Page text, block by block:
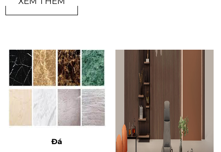
học không chỉ là một xu hướng nội thất nhất thời, mà đã trở
Đá